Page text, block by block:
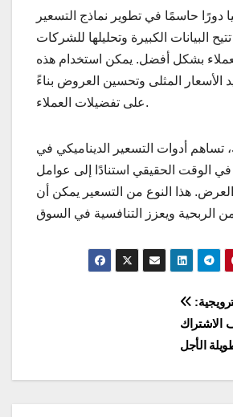
دورًا حاسمًا في تطوير نماذج التسعير
البيانات الكبيرة وتحليلها للشركات
بشكل أفضل. يمكن استخدام هذه
الأسعار المثلى وتحسين العروض بناءً
على تفضيلات العملاء.
تساهم أدوات التسعير الديناميكي في
في الوقت الحقيقي استنادًا إلى عوامل
هذا النوع من التسعير يمكن أن
الاشتراك
الأجل